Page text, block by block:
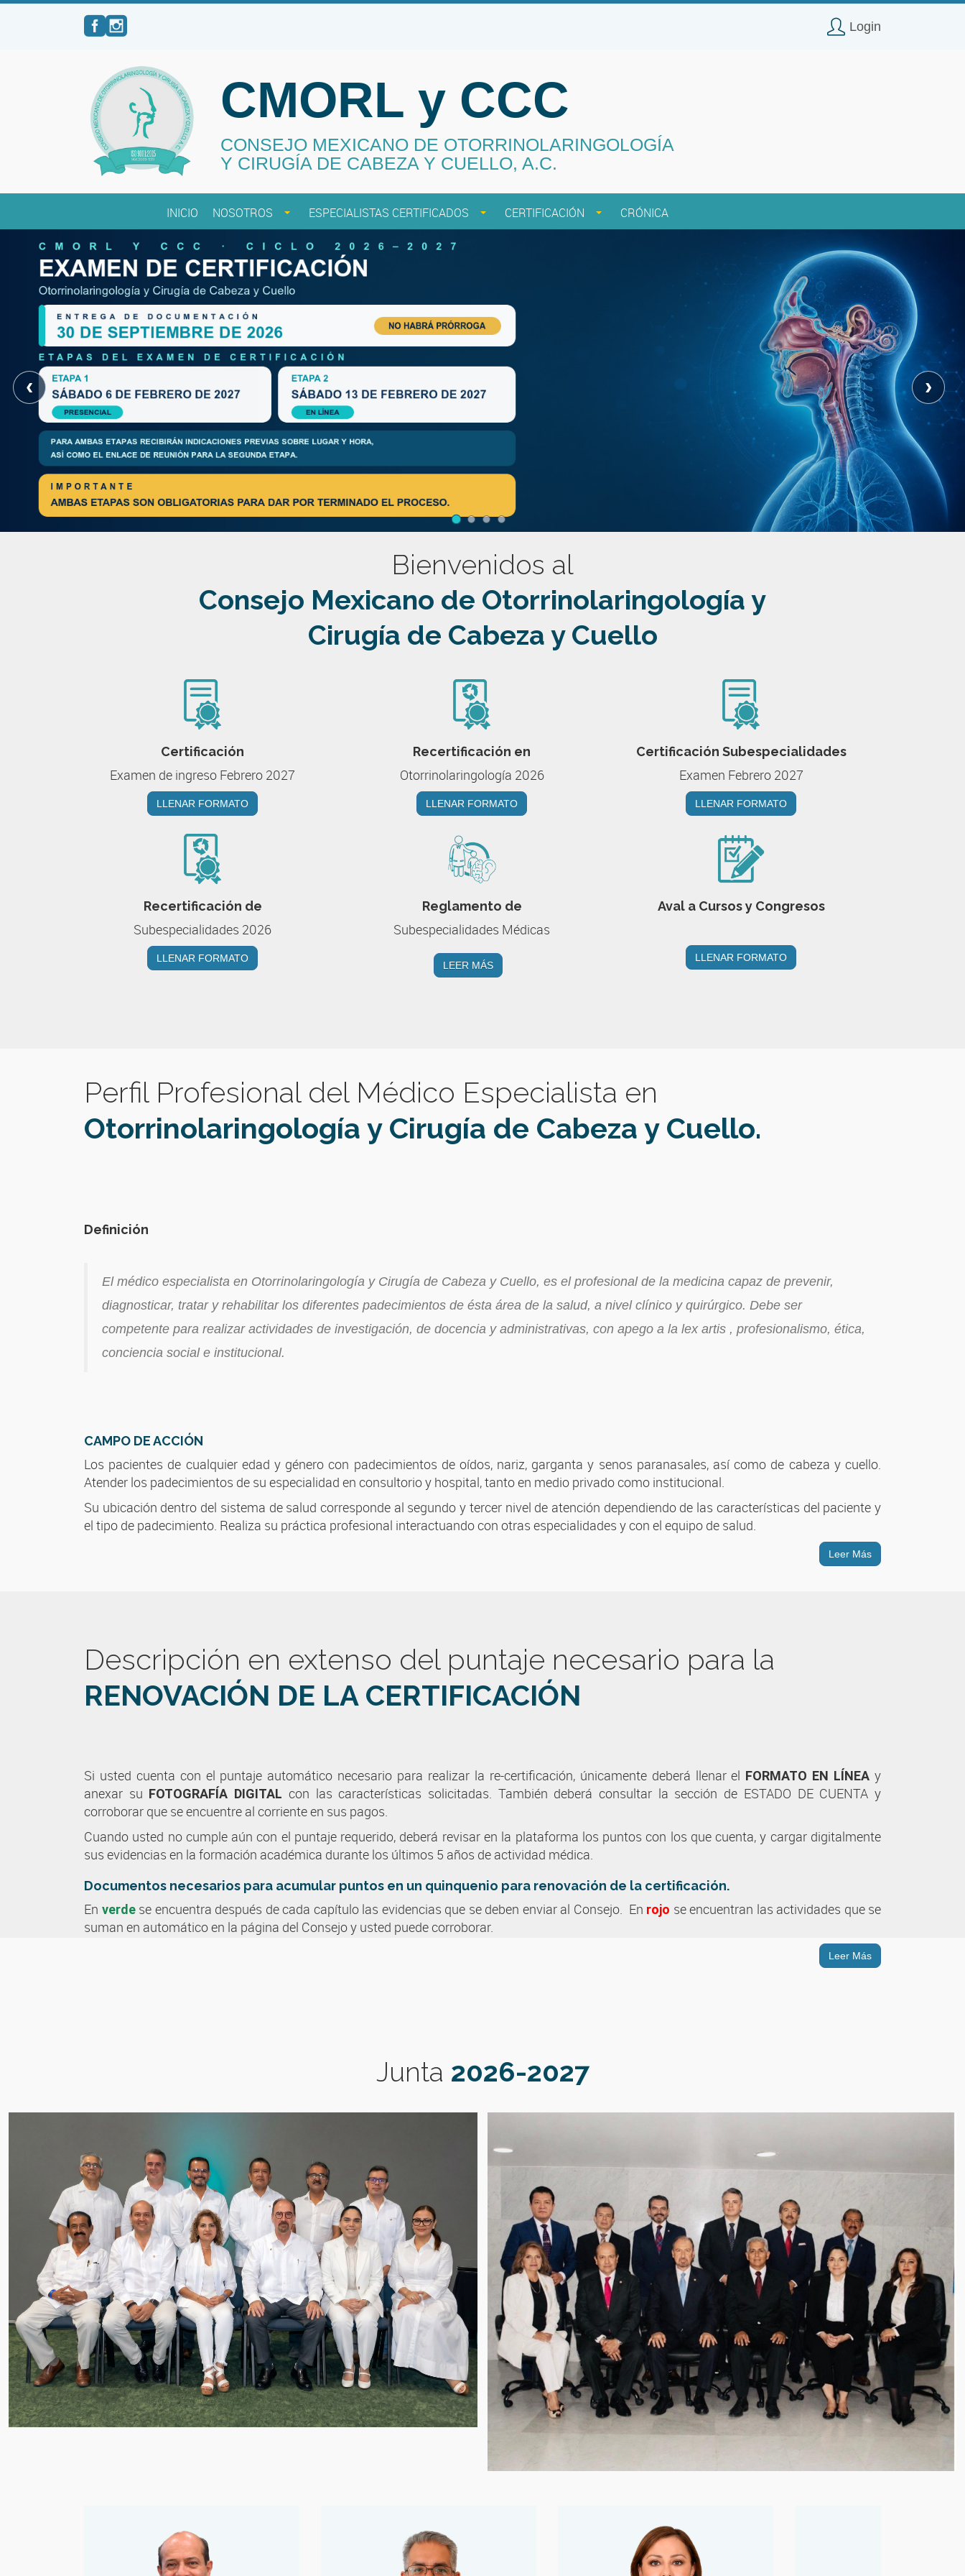
Login
CMORL y CCC
CONSEJO MEXICANO DE OTORRINOLARINGOLOGÍA
Y CIRUGÍA DE CABEZA Y CUELLO, A.C.
INICIO NOSOTROS ESPECIALISTAS CERTIFICADOS CERTIFICACIÓN CRÓNICA
‹ ›
Bienvenidos al
Consejo Mexicano de Otorrinolaringología y
Cirugía de Cabeza y Cuello
Certificación
Examen de ingreso Febrero 2027
LLENAR FORMATO
Recertificación en
Otorrinolaringología 2026
LLENAR FORMATO
Certificación Subespecialidades
Examen Febrero 2027
LLENAR FORMATO
Recertificación de
Subespecialidades 2026
LLENAR FORMATO
Reglamento de
Subespecialidades Médicas
LEER MÁS
Aval a Cursos y Congresos
LLENAR FORMATO
Perfil Profesional del Médico Especialista en
Otorrinolaringología y Cirugía de Cabeza y Cuello.
Definición
El médico especialista en Otorrinolaringología y Cirugía de Cabeza y Cuello, es el profesional de la medicina capaz de prevenir,
diagnosticar, tratar y rehabilitar los diferentes padecimientos de ésta área de la salud, a nivel clínico y quirúrgico. Debe ser
competente para realizar actividades de investigación, de docencia y administrativas, con apego a la lex artis , profesionalismo, ética,
conciencia social e institucional.
CAMPO DE ACCIÓN
Los pacientes de cualquier edad y género con padecimientos de oídos, nariz, garganta y senos paranasales, así como de cabeza y cuello.
Atender los padecimientos de su especialidad en consultorio y hospital, tanto en medio privado como institucional.
Su ubicación dentro del sistema de salud corresponde al segundo y tercer nivel de atención dependiendo de las características del paciente y
el tipo de padecimiento. Realiza su práctica profesional interactuando con otras especialidades y con el equipo de salud.
Leer Más
Descripción en extenso del puntaje necesario para la
RENOVACIÓN DE LA CERTIFICACIÓN
Si usted cuenta con el puntaje automático necesario para realizar la re-certificación, únicamente deberá llenar el FORMATO EN LÍNEA y
anexar su FOTOGRAFÍA DIGITAL con las características solicitadas. También deberá consultar la sección de ESTADO DE CUENTA y
corroborar que se encuentre al corriente en sus pagos.
Cuando usted no cumple aún con el puntaje requerido, deberá revisar en la plataforma los puntos con los que cuenta, y cargar digitalmente
sus evidencias en la formación académica durante los últimos 5 años de actividad médica.
Documentos necesarios para acumular puntos en un quinquenio para renovación de la certificación.
En verde se encuentra después de cada capítulo las evidencias que se deben enviar al Consejo. En rojo se encuentran las actividades que se
suman en automático en la página del Consejo y usted puede corroborar.
Leer Más
Junta 2026-2027